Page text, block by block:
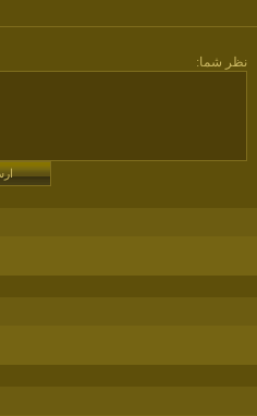
نظر شما: